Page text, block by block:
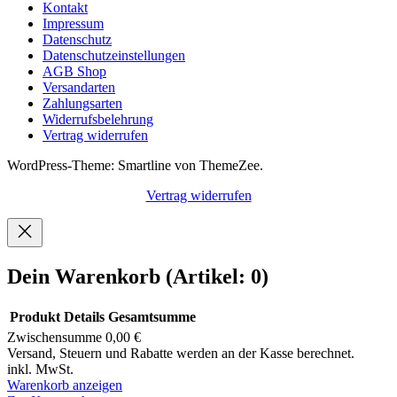
Kontakt
Impressum
Datenschutz
Datenschutzeinstellungen
AGB Shop
Versandarten
Zahlungsarten
Widerrufsbelehrung
Vertrag widerrufen
WordPress-Theme: Smartline von ThemeZee.
Vertrag widerrufen
Dein Warenkorb (Artikel: 0)
Produkte
im
Produkt Details Gesamtsumme
Zwischensumme 0,00 €
Versand, Steuern und Rabatte werden an der Kasse berechnet.
inkl. MwSt.
Warenkorb anzeigen